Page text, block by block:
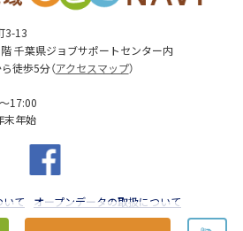
3-13
千葉県ジョブサポートセンター内
徒歩5分（アクセスマップ）
17:00
末年始
て オープンデータの取扱について